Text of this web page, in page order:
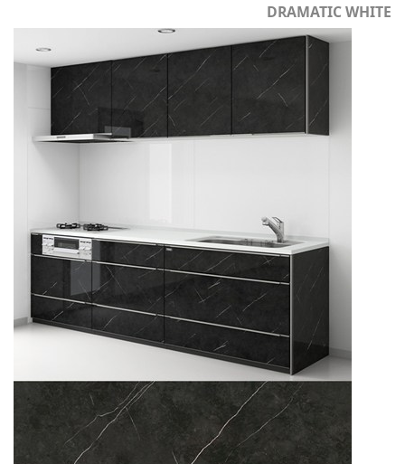
DRAMATIC WHITE